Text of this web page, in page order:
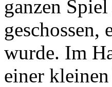
ganzen
wurde. Im
einer